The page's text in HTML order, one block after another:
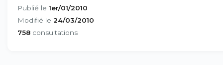
Publié le 1er/01/2010
Modifié le 24/03/2010
758 consultations